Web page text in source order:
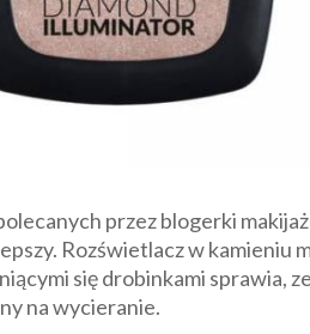
przez blogerki
Rozświetlacz w kamieniu
się drobinkami sprawia,
na wycieranie.